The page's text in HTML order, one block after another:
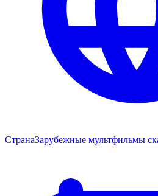
СтранаЗарубежные мультфильмы